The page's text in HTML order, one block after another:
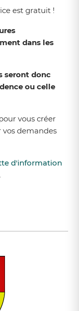
est gratuit !
dans les
seront donc
ou celle
vous créer
demandes
d'information
.